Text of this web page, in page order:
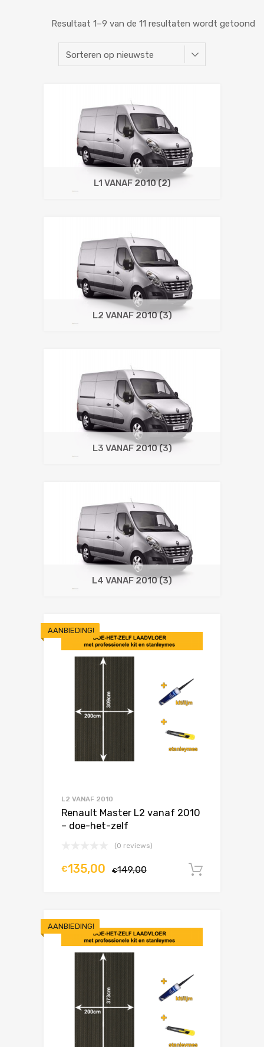
Resultaat 1–9 van de 11 resultaten wordt getoond
L1 VANAF 2010(2)
L2 VANAF 2010(3)
L3 VANAF 2010(3)
L4 VANAF 2010(3)
AANBIEDING!
L2 VANAF 2010
Renault Master L2 vanaf 2010
– doe-het-zelf
(0 reviews)
€149,00
€135,00
AANBIEDING!